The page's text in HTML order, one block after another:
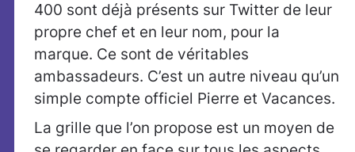
400 sont déjà présents sur Twitter de leur
propre chef et en leur nom, pour la
marque. Ce sont de véritables
ambassadeurs. C’est un autre niveau qu’un
simple compte officiel Pierre et Vacances.
La grille que l’on propose est un moyen de